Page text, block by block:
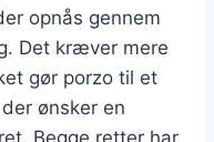
opnås gennem
Det kræver mere
gør porzo til et
ønsker en
Begge retter har